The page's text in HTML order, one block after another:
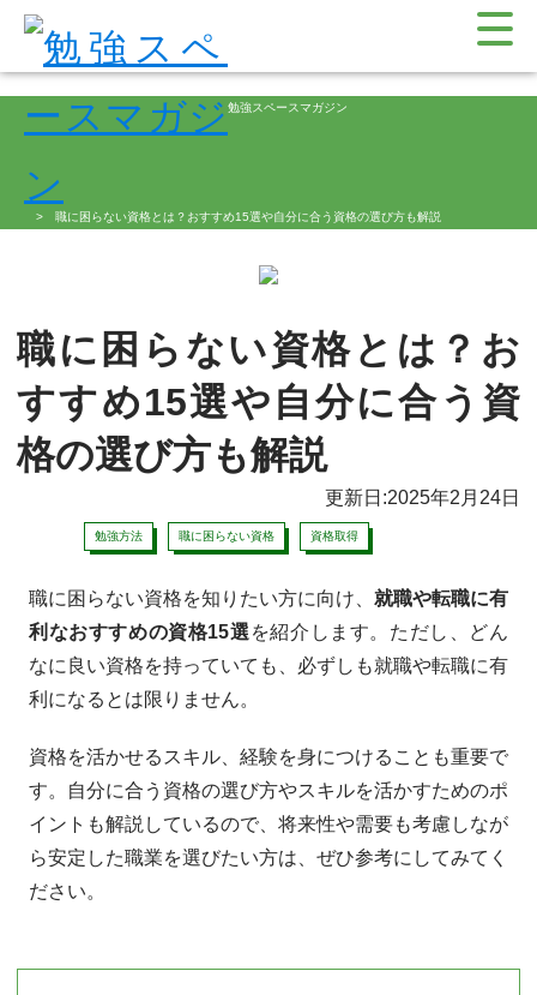
勉強スペースマガジン
職に困らない資格とは？おすすめ15選や自分に合う資格の選び方も解説
職に困らない資格とは？お
すすめ15選や自分に合う資
格の選び方も解説
更新日:2025年2月24日
勉強方法 職に困らない資格 資格取得
職に困らない資格を知りたい方に向け、 就職や転職に有
利なおすすめの資格15選 を紹介します。ただし、どん
なに良い資格を持っていても、必ずしも就職や転職に有
利になるとは限りません。
資格を活かせるスキル、経験を身につけることも重要で
す。自分に合う資格の選び方やスキルを活かすためのポ
イントも解説しているので、将来性や需要も考慮しなが
ら安定した職業を選びたい方は、ぜひ参考にしてみてく
ださい。